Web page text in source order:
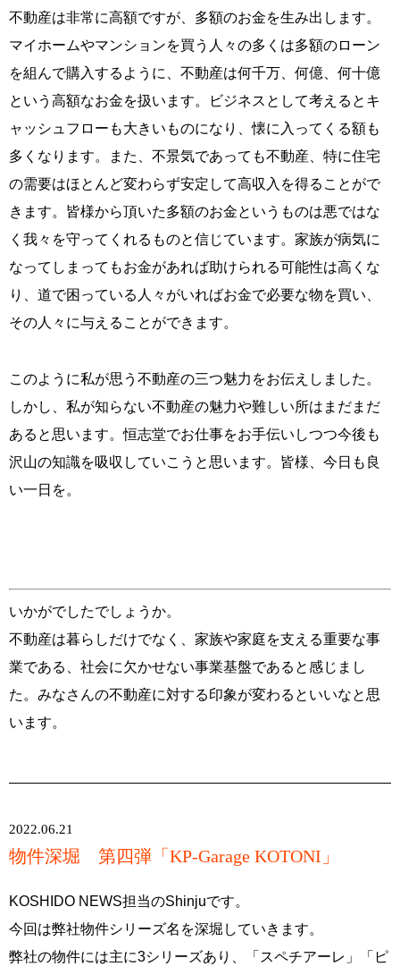
不動産は非常に高額ですが、多額のお金を生み出します。
マイホームやマンションを買う人々の多くは多額のローン
を組んで購入するように、不動産は何千万、何億、何十億
という高額なお金を扱います。ビジネスとして考えるとキ
ャッシュフローも大きいものになり、懐に入ってくる額も
多くなります。また、不景気であっても不動産、特に住宅
の需要はほとんど変わらず安定して高収入を得ることがで
きます。皆様から頂いた多額のお金というものは悪ではな
く我々を守ってくれるものと信じています。家族が病気に
なってしまってもお金があれば助けられる可能性は高くな
り、道で困っている人々がいればお金で必要な物を買い、
その人々に与えることができます。
このように私が思う不動産の三つ魅力をお伝えしました。
しかし、私が知らない不動産の魅力や難しい所はまだまだ
あると思います。恒志堂でお仕事をお手伝いしつつ今後も
沢山の知識を吸収していこうと思います。皆様、今日も良
い一日を。
いかがでしたでしょうか。
不動産は暮らしだけでなく、家族や家庭を支える重要な事
業である、社会に欠かせない事業基盤であると感じまし
た。みなさんの不動産に対する印象が変わるといいなと思
います。
2022.06.21
物件深堀 第四弾「KP-Garage KOTONI」
KOSHIDO NEWS担当のShinjuです。
今回は弊社物件シリーズ名を深堀していきます。
弊社の物件には主に3シリーズあり、「スペチアーレ」「ピ